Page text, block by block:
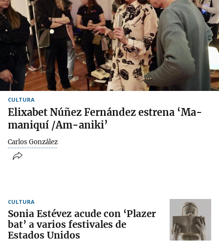
CULTURA
Elixabet Núñez Fernández estrena ‘Ma-
maniquí /Am-aniki’
Carlos González
CULTURA
Sonia Estévez acude con ‘Plazer
bat’ a varios festivales de
Estados Unidos